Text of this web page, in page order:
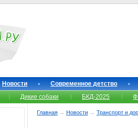
Новости
Современное детство
Дикие собаки БКД-2025
Главная → Новости → Транспорт и